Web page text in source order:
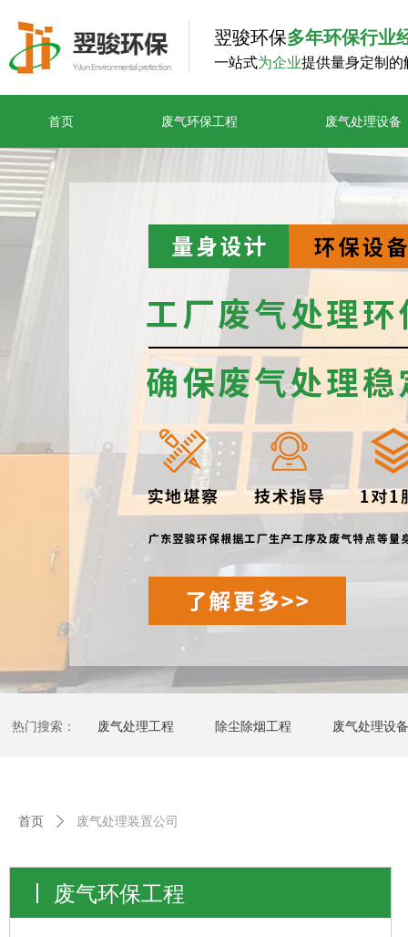
首页 废气环保工程 废气处理设备
翌骏环保多年环保行业
一站式为企业提供量身定制的
首页 ꄲ 废气处理装置公司
废气环保工程
热门搜索： 废气处理工程 除尘除烟工程 废气处理设